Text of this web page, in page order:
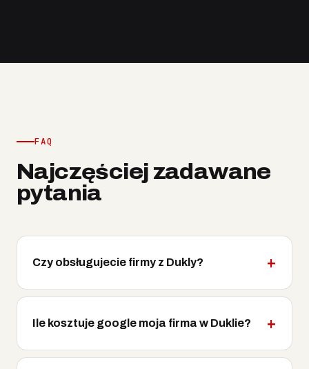
FAQ
Najczęściej zadawane
pytania
Czy obsługujecie firmy z Dukly?
Ile kosztuje google moja firma w Duklie?